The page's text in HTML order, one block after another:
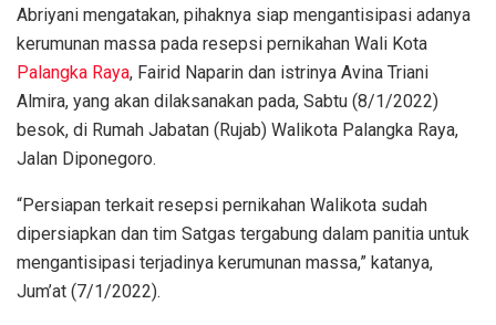
Abriyani mengatakan, pihaknya siap mengantisipasi adanya
kerumunan massa pada resepsi pernikahan Wali Kota
Palangka Raya, Fairid Naparin dan istrinya Avina Triani
Almira, yang akan dilaksanakan pada, Sabtu (8/1/2022)
besok, di Rumah Jabatan (Rujab) Walikota Palangka Raya,
Jalan Diponegoro.
“Persiapan terkait resepsi pernikahan Walikota sudah
dipersiapkan dan tim Satgas tergabung dalam panitia untuk
mengantisipasi terjadinya kerumunan massa,” katanya,
Jum’at (7/1/2022).